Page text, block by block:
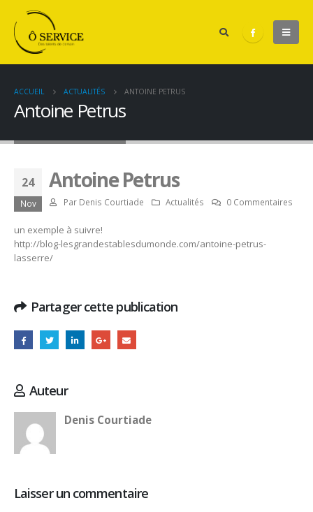
ACCUEIL ACTUALITÉS ANTOINE PETRUS
Antoine Petrus
24
Nov
Antoine Petrus
Par Denis Courtiade Actualités 0 Commentaires
un exemple à suivre!
http://blog-lesgrandestablesdumonde.com/antoine-petrus-
lasserre/
Partager cette publication
Auteur
Denis Courtiade
Laisser un commentaire